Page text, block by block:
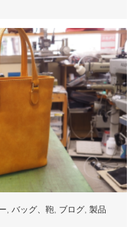
バッグ、鞄 ブログ 製品